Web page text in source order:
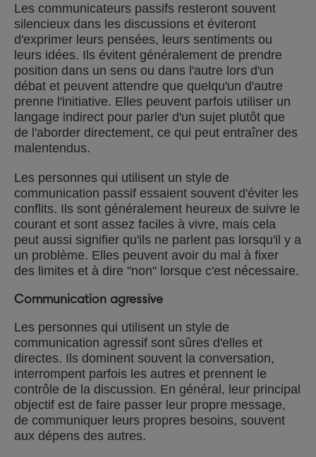
Les communicateurs passifs resteront souvent
silencieux dans les discussions et éviteront
d'exprimer leurs pensées, leurs sentiments ou
leurs idées. Ils évitent généralement de prendre
position dans un sens ou dans l'autre lors d'un
débat et peuvent attendre que quelqu'un d'autre
prenne l'initiative. Elles peuvent parfois utiliser un
langage indirect pour parler d'un sujet plutôt que
de l'aborder directement, ce qui peut entraîner des
malentendus.
Les personnes qui utilisent un style de
communication passif essaient souvent d'éviter les
conflits. Ils sont généralement heureux de suivre le
courant et sont assez faciles à vivre, mais cela
peut aussi signifier qu'ils ne parlent pas lorsqu'il y a
un problème. Elles peuvent avoir du mal à fixer
des limites et à dire "non" lorsque c'est nécessaire.
Communication agressive
Les personnes qui utilisent un style de
communication agressif sont sûres d'elles et
directes. Ils dominent souvent la conversation,
interrompent parfois les autres et prennent le
contrôle de la discussion. En général, leur principal
objectif est de faire passer leur propre message,
de communiquer leurs propres besoins, souvent
aux dépens des autres.